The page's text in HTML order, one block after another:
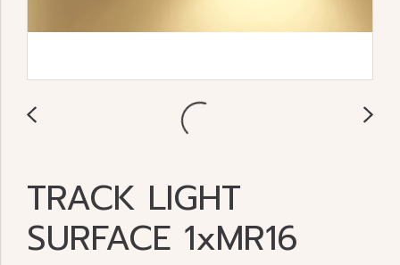
TRACK LIGHT
SURFACE 1xMR16